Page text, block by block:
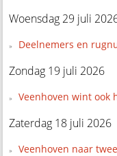
Woensdag 29 juli
Deelnemers en
Zondag 19 juli 2026
Veenhoven wint ook
Zaterdag 18 juli 2026
Veenhoven naar